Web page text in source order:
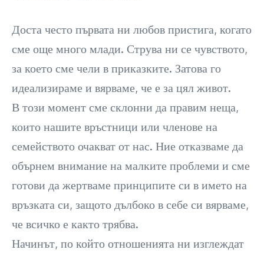
Доста често първата ни любов пристига, когато
сме още много млади. Струва ни се чувството,
за което сме чели в приказките. Затова го
идеализираме и вярваме, че е за цял живот.
В този момент сме склонни да правим неща,
които нашите връстници или членове на
семейството очакват от нас. Ние отказваме да
обърнем внимание на малките проблеми и сме
готови да жертваме принципите си в името на
връзката си, защото дълбоко в себе си вярваме,
че всичко е както трябва.
Начинът, по който отношенията ни изглеждат